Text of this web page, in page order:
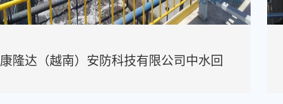
康隆达（越南）安防科技有限公司中水回